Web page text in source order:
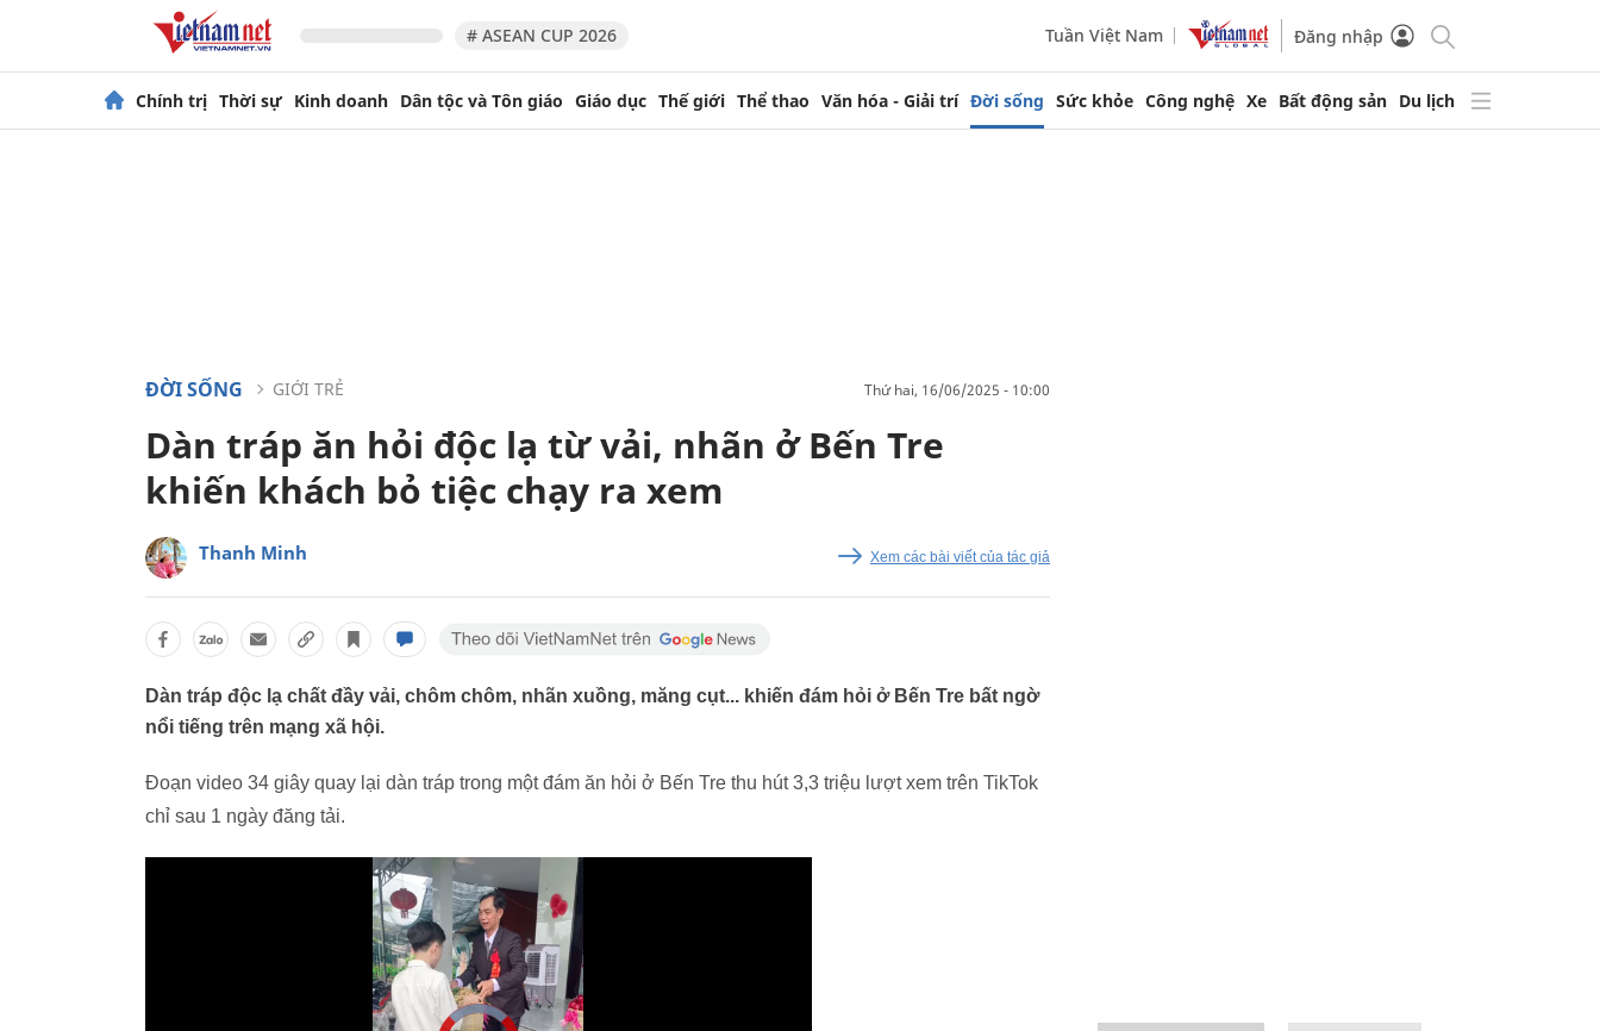
# ASEAN CUP 2026 Tuần Việt Nam Đăng nhập
Chính trị Thời sự Kinh doanh Dân tộc và Tôn giáo Giáo dục Thế giới Thể thao Văn hóa - Giải trí Đời sống Sức khỏe Công nghệ Xe Bất động sản Du lịch
ĐỜI SỐNG GIỚI TRẺ thứ hai, 16/06/2025 - 10:00
Dàn tráp ăn hỏi độc lạ từ vải, nhãn ở Bến Tre
khiến khách bỏ tiệc chạy ra xem
Thanh Minh Xem các bài viết của tác giả
Dàn tráp độc lạ chất đầy vải, chôm chôm, nhãn xuồng, măng cụt... khiến đám hỏi ở Bến Tre bất ngờ
nổi tiếng trên mạng xã hội.
Đoạn video 34 giây quay lại dàn tráp trong một đám ăn hỏi ở Bến Tre thu hút 3,3 triệu lượt xem trên TikTok
chỉ sau 1 ngày đăng tải.